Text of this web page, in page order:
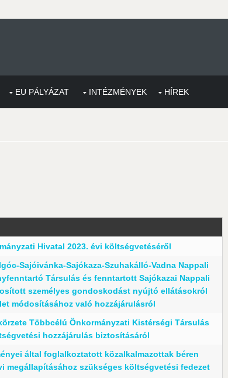
EU PÁLYÁZAT INTÉZMÉNYEK HÍREK
Hivatal 2023. évi költségvetéséről
Sajóivánka-Sajókaza-Szuhakálló-Vadna Nappali
Társulás és fenntartott Sajókazai Nappali
személyes gondoskodást nyújtó ellátásokról
módosításához való hozzájárulásról
Többcélú Önkormányzati Kistérségi Társulás
hozzájárulás biztosításáról
által foglalkoztatott közalkalmazottak béren
megállapításához szükséges költségvetési fedezet